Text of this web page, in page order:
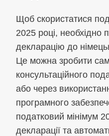
Щоб скористатися
2025 році, необхідно
декларацію до
Це можна зробити
консультаційного
або через
програмного
податковий мінімум
декларації та